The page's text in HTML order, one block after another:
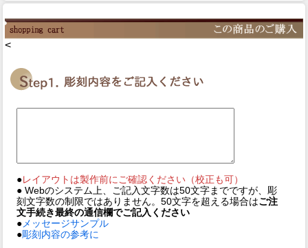
<
●レイアウトは製作前にご確認ください（校正も可）
● Webのシステム上、ご記入文字数は50文字までですが、彫
刻文字数の制限ではありません。50文字を超える場合はご注
文手続き最終の通信欄でご記入ください
● メッセージサンプル
●彫刻内容の参考に